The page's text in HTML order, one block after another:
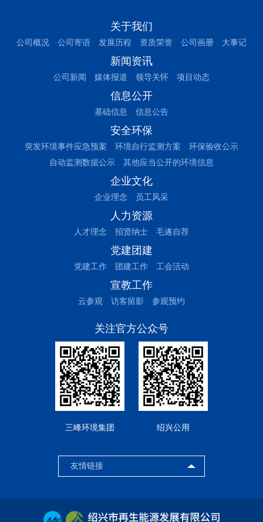
关于我们
公司概况 公司寄语 发展历程 资质荣誉 公司画册 大事记
新闻资讯
公司新闻 媒体报道 领导关怀 项目动态
信息公开
基础信息 信息公告
安全环保
突发环境事件应急预案 环境自行监测方案
环保验收公示
自动监测数据公示
其他应当公开的环境信息
企业文化
企业理念 员工风采
人力资源
人才理念 招贤纳士 毛遂自荐
党建团建
党建工作 团建工作 工会活动
宣教工作
云参观 访客留影 参观预约
关注官方公众号
三峰环境集团 绍兴公用